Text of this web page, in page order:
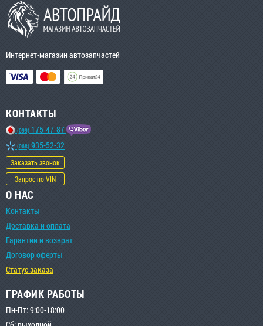
Интернет-магазин автозапчастей
КОНТАКТЫ
(099) 175-47-87
(068) 935-52-32
Заказать звонок
Запрос по VIN
О НАС
Контакты
Доставка и оплата
Гарантии и возврат
Договор оферты
Статус заказа
ГРАФИК РАБОТЫ
Пн-Пт: 9:00-18:00